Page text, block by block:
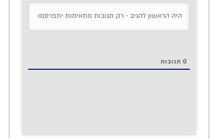
0 תגובות